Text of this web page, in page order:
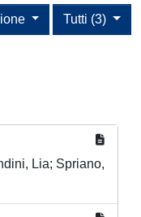
Tutti (3)
Lia; Spriano,